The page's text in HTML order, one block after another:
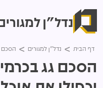
נדל"ן
דף הבית נדל"ן למגורים הסכם גג בכרמיאל: 14